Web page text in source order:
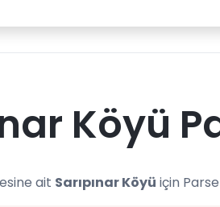
Köyü
ait Sarıpınar Köyü için